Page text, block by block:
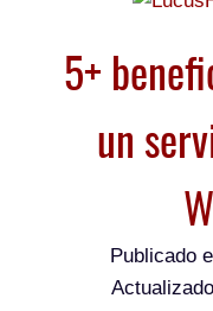
5+
un
Publicado